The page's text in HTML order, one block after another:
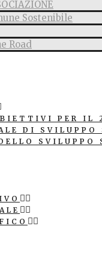
Sostenibile
Road
PER IL
DI SVILUPPO
SVILUPPO